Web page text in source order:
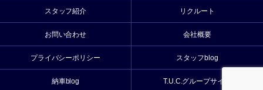
スタッフ紹介 リクルート
お問い合わせ 会社概要
プライバシーポリシー スタッフblog
納車blog T.U.C.グループサイト